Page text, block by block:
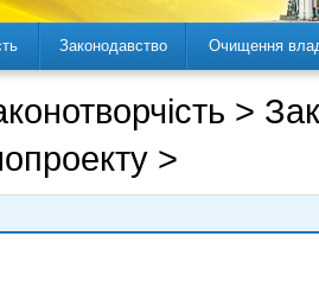
Законодавство Очищення
>
>